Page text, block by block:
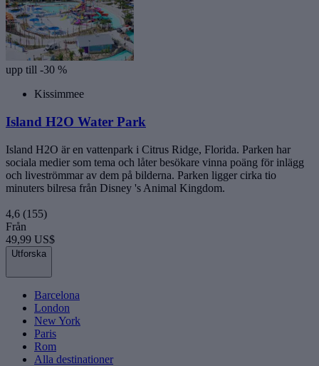
upp till -30 %
Kissimmee
Island H2O Water Park
Island H2O är en vattenpark i Citrus Ridge, Florida. Parken har
sociala medier som tema och låter besökare vinna poäng för inlägg
och liveströmmar av dem på bilderna. Parken ligger cirka tio
minuters bilresa från Disney 's Animal Kingdom.
4,6 (155)
Från
49,99 US$
Utforska
Barcelona
London
New York
Paris
Rom
Alla destinationer